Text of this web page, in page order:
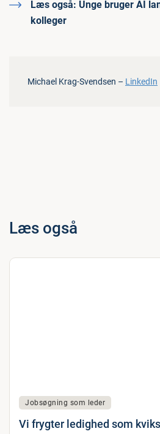
Læs også: Unge bruger AI
kolleger
Michael Krag-Svendsen – LinkedIn
Læs også
Jobsøgning som leder
Vi frygter ledighed som